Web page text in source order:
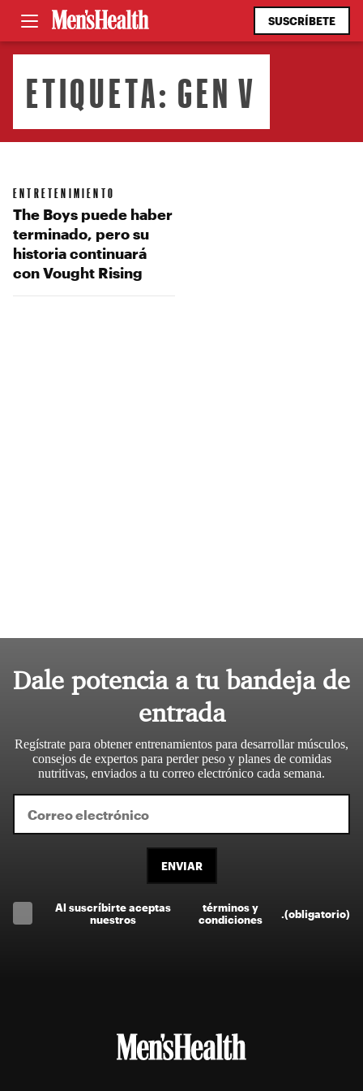
SUSCRÍBETE
ETIQUETA: GEN V
ENTRETENIMIENTO
The Boys puede haber
terminado, pero su
historia continuará
con Vought Rising
Dale potencia a tu bandeja de
entrada
Regístrate para obtener entrenamientos para desarrollar músculos,
consejos de expertos para perder peso y planes de comidas
nutritivas, enviados a tu correo electrónico cada semana.
ENVIAR
Al suscríbirte aceptas
nuestros
términos y
condiciones
(obligatorio)